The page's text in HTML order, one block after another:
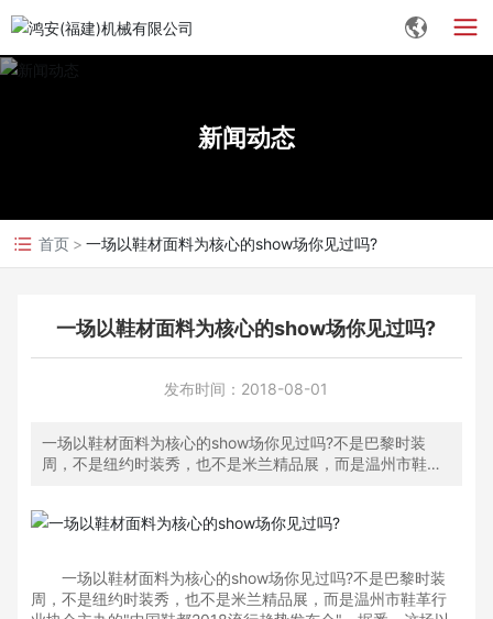
新闻动态
首页 一场以鞋材面料为核心的show场你见过吗?
一场以鞋材面料为核心的show场你见过吗?
发布时间： 2018-08-01
一场以鞋材面料为核心的show场你见过吗?不是巴黎时装
周，不是纽约时装秀，也不是米兰精品展，而是温州市鞋革
以及色彩的分析，将鞋面料运用到除了鞋子以外所有的配
人"灵感、创意、多元化"的全新视觉体验。这场"蓄谋"已久
的皮革show，本
一场以鞋材面料为核心的show场你见过吗?不是巴黎时装
周，不是纽约时装秀，也不是米兰精品展，而是温州市鞋革行